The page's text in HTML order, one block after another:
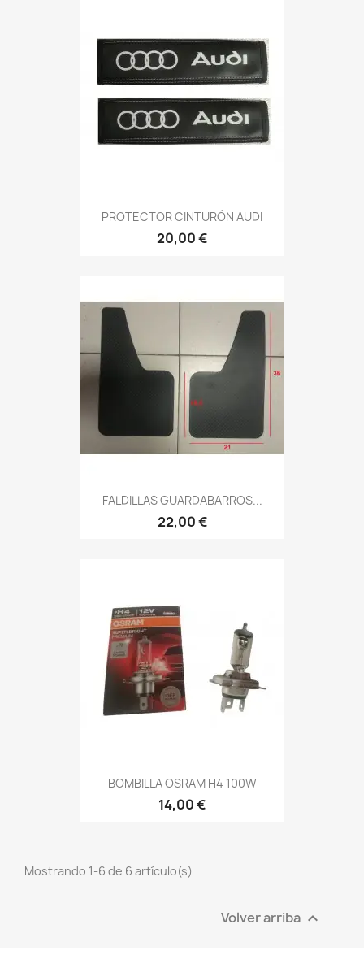
PROTECTOR CINTURÓN AUDI
20,00 €
FALDILLAS GUARDABARROS...
22,00 €
BOMBILLA OSRAM H4 100W
14,00 €
Mostrando 1-6 de 6 artículo(s)
Volver arriba 